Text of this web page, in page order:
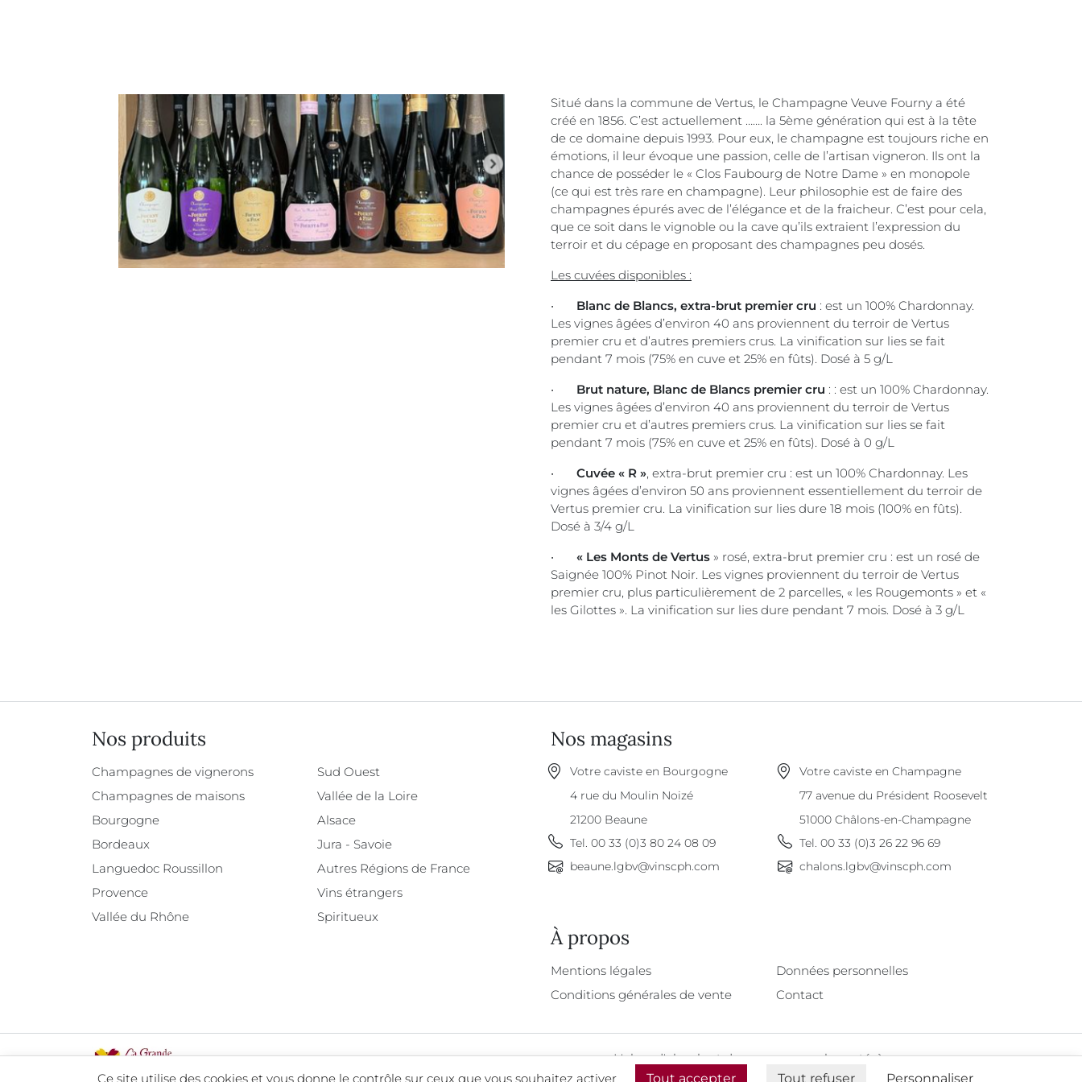
Situé dans la commune de Vertus, le Champagne Veuve Fourny a été
créé en 1856. C’est actuellement ……. la 5ème génération qui est à la tête
de ce domaine depuis 1993. Pour eux, le champagne est toujours riche en
émotions, il leur évoque une passion, celle de l’artisan vigneron. Ils ont la
chance de posséder le « Clos Faubourg de Notre Dame » en monopole
(ce qui est très rare en champagne). Leur philosophie est de faire des
champagnes épurés avec de l’élégance et de la fraicheur. C’est pour cela,
que ce soit dans le vignoble ou la cave qu’ils extraient l’expression du
terroir et du cépage en proposant des champagnes peu dosés.
Les cuvées disponibles :
•
Blanc de Blancs, extra-brut premier cru : est un 100% Chardonnay.
Les vignes âgées d’environ 40 ans proviennent du terroir de Vertus
premier cru et d’autres premiers crus. La vinification sur lies se fait
pendant 7 mois (75% en cuve et 25% en fûts). Dosé à 5 g/L
•
Brut nature, Blanc de Blancs premier cru : : est un 100% Chardonnay.
Les vignes âgées d’environ 40 ans proviennent du terroir de Vertus
premier cru et d’autres premiers crus. La vinification sur lies se fait
pendant 7 mois (75% en cuve et 25% en fûts). Dosé à 0 g/L
•
Cuvée « R », extra-brut premier cru : est un 100% Chardonnay. Les
vignes âgées d’environ 50 ans proviennent essentiellement du terroir de
Vertus premier cru. La vinification sur lies dure 18 mois (100% en fûts).
Dosé à 3/4 g/L
•
« Les Monts de Vertus » rosé, extra-brut premier cru : est un rosé de
Saignée 100% Pinot Noir. Les vignes proviennent du terroir de Vertus
premier cru, plus particulièrement de 2 parcelles, « les Rougemonts » et «
les Gilottes ». La vinification sur lies dure pendant 7 mois. Dosé à 3 g/L
Nos produits
Champagnes de vignerons
Champagnes de maisons
Bourgogne
Bordeaux
Languedoc Roussillon
Provence
Vallée du Rhône
Sud Ouest
Vallée de la Loire
Alsace
Jura - Savoie
Autres Régions de France
Vins étrangers
Spiritueux
Nos magasins
Votre caviste en Bourgogne
4 rue du Moulin Noizé
21200 Beaune
Tel. 00 33 (0)3 80 24 08 09
beaune.lgbv@vinscph.com
Votre caviste en Champagne
77 avenue du Président Roosevelt
51000 Châlons-en-Champagne
Tel. 00 33 (0)3 26 22 96 69
chalons.lgbv@vinscph.com
À propos
À propos
Mentions légales
Conditions générales de vente
Données personnelles
Contact
L'abus d'alcool est dangereux pour la santé, à consommer avec
modération
Ce site utilise des cookies et vous donne le contrôle sur ceux que vous souhaitez activer Tout accepter Tout refuser Personnaliser